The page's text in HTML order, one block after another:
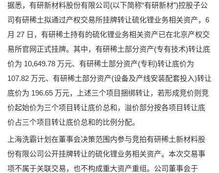
据悉，有研新材料股份有限公司(以下简称“有研新材”)控股子公
司有研稀土拟通过产权交易所挂牌转让硫化锂业务相关资产，6
月 27 日，有研稀土持有的硫化锂业务相关资产已在北京产权交
易所官网正式挂牌。其中，有研稀土部分资产(专有技术)转让底
价为 10,649.78 万元、有研稀土部分资产(专利)转让底价为
107.82 万元、有研稀土部分资产(设备及产线安装配套投入)转让
底价为 196.65 万元，上述三个项目捆绑转让，若形成竞价则竞
价起始价为三个项目转让底价总和，溢价部分按各项目转让底
价占三个项目转让底价总和的比例分配。
上海洗霸计划在董事会决策范围内参与竞拍有研稀土新材料股
份有限公司公开挂牌转让的硫化锂业务相关资产。本次交易事
项不属于关联交易，也不构成重大资产重组。公司董事会于